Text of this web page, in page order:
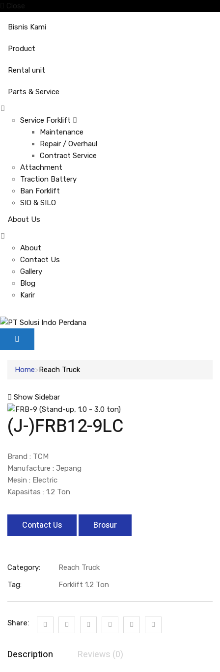
Close
Bisnis Kami
Product
Rental unit
Parts & Service
Service Forklift
Maintenance
Repair / Overhaul
Contract Service
Attachment
Traction Battery
Ban Forklift
SIO & SILO
About Us
About
Contact Us
Gallery
Blog
Karir
Home Reach Truck
Show Sidebar
(J-)FRB12-9LC
Brand : TCM
Manufacture : Jepang
Mesin : Electric
Kapasitas : 1.2 Ton
Contact Us Brosur
Category:
Reach Truck
Tag:
Forklift 1.2 Ton
Share:
Description Reviews (0)